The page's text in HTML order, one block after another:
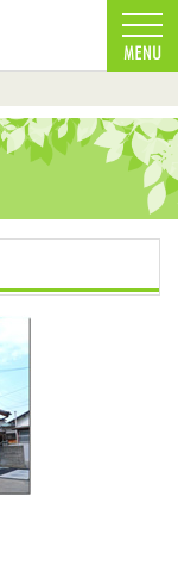
ームの家づくり。 天然